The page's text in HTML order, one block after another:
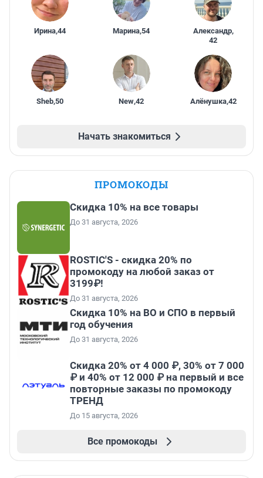
Ирина,44 Марина,54 Александр,
42
Sheb,50 New,42 Алёнушка,42
Начать знакомиться
ПРОМОКОДЫ
Скидка 10% на все товары
До 31 августа, 2026
ROSTIC'S - скидка 20% по
промокоду на любой заказ от
3199₽!
До 31 августа, 2026
Скидка 10% на ВО и СПО в первый
год обучения
До 31 августа, 2026
Скидка 20% от 4 000 ₽, 30% от 7 000
₽ и 40% от 12 000 ₽ на первый и все
повторные заказы по промокоду
ТРЕНД
До 15 августа, 2026
Все промокоды